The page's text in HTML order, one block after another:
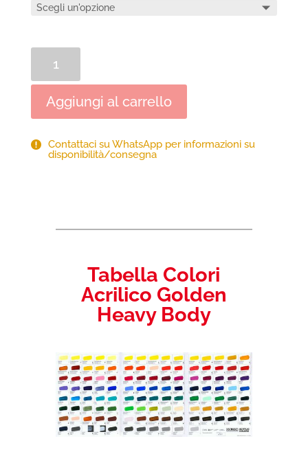
Acrilico
Golden
Fluid
Colours
30ml
Aggiungi al carrello

Contattaci su WhatsApp per informazioni su
disponibilità/consegna
Tabella Colori
Acrilico Golden
Heavy Body